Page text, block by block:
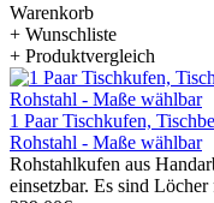
Warenkorb
+ Wunschliste
+ Produktvergleich
1 Paar Tischkufen,
Rohstahl - Maße wählbar
Rohstahlkufen aus
einsetzbar. Es sind Löcher